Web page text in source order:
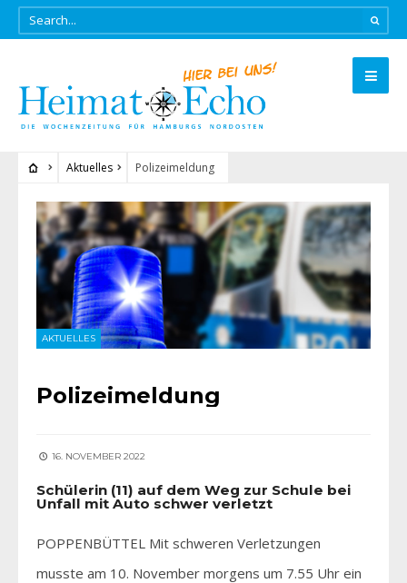
Aktuelles Polizeimeldung
AKTUELLES
Polizeimeldung
16. NOVEMBER 2022
Schülerin (11) auf dem Weg zur Schule bei
Unfall mit Auto schwer verletzt
POPPENBÜTTEL Mit schweren Verletzungen
musste am 10. November morgens um 7.55 Uhr ein